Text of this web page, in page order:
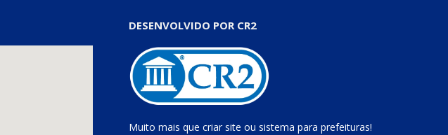
DESENVOLVIDO POR CR2
Muito mais que criar site ou sistema para prefeituras!